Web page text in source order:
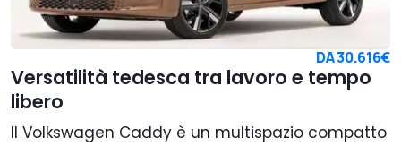
DA30.616€
Versatilità tedesca tra lavoro e tempo
libero
Il Volkswagen Caddy è un multispazio compatto